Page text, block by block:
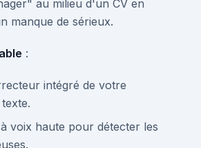
au milieu d'un CV en
manque de sérieux.
:
intégré de votre
voix haute pour détecter les